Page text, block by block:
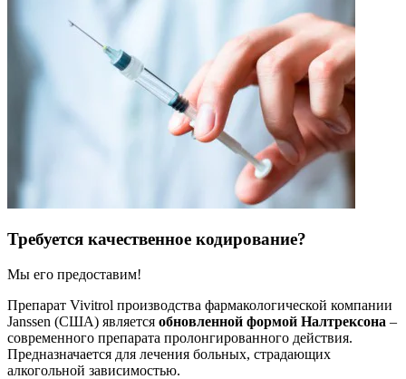
Требуется качественное кодирование?
Мы его предоставим!
Препарат Vivitrol производства фармакологической компании
Janssen (США) является обновленной формой Налтрексона –
современного препарата пролонгированного действия.
Предназначается для лечения больных, страдающих
алкогольной зависимостью.